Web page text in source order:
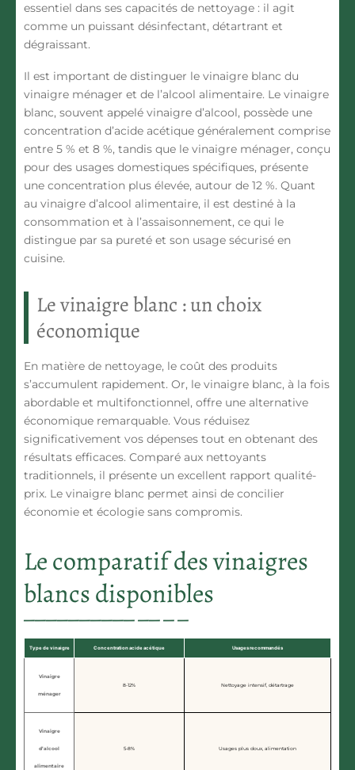
essentiel dans ses capacités de nettoyage : il agit
comme un puissant désinfectant, détartrant et
dégraissant.
Il est important de distinguer le vinaigre blanc du
vinaigre ménager et de l’alcool alimentaire. Le vinaigre
blanc, souvent appelé vinaigre d’alcool, possède une
concentration d’acide acétique généralement comprise
entre 5 % et 8 %, tandis que le vinaigre ménager, conçu
pour des usages domestiques spécifiques, présente
une concentration plus élevée, autour de 12 %. Quant
au vinaigre d’alcool alimentaire, il est destiné à la
consommation et à l’assaisonnement, ce qui le
distingue par sa pureté et son usage sécurisé en
cuisine.
Le vinaigre blanc : un choix
économique
En matière de nettoyage, le coût des produits
s’accumulent rapidement. Or, le vinaigre blanc, à la fois
abordable et multifonctionnel, offre une alternative
économique remarquable. Vous réduisez
significativement vos dépenses tout en obtenant des
résultats efficaces. Comparé aux nettoyants
traditionnels, il présente un excellent rapport qualité-
prix. Le vinaigre blanc permet ainsi de concilier
économie et écologie sans compromis.
Le comparatif des vinaigres
blancs disponibles
Type de vinaigre Concentration acide acétique Usages recommandés
Vinaigre
ménager
8-12% Nettoyage intensif, détartrage
Vinaigre
d’alcool
alimentaire
5-8% Usages plus doux, alimentation